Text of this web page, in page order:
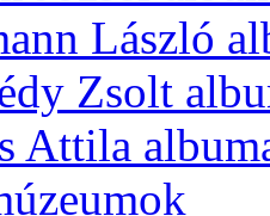
László
Zsolt
Attila